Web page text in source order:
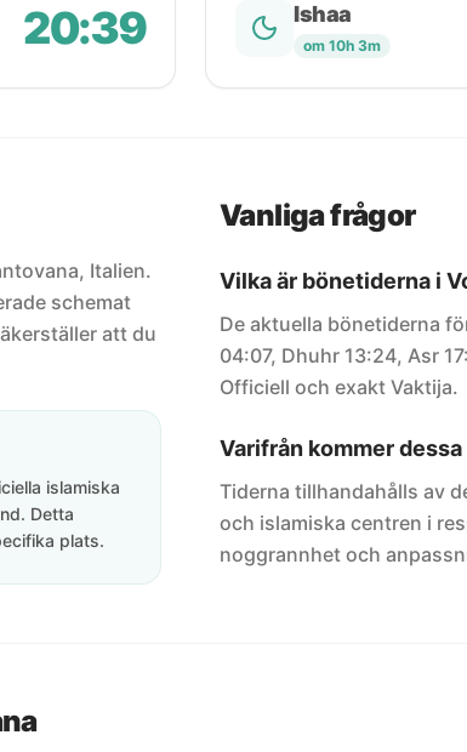
20:39 Ishaa
om 10h 3m
Italien.
schemat
att du
islamiska
Detta
plats.
Vanliga frågor
Vilka är bönetiderna i
De aktuella bönetiderna
04:07, Dhuhr 13:24, Asr
Officiell och exakt Vaktija.
Varifrån kommer
Tiderna tillhandahålls av
och islamiska centren i
noggrannhet och